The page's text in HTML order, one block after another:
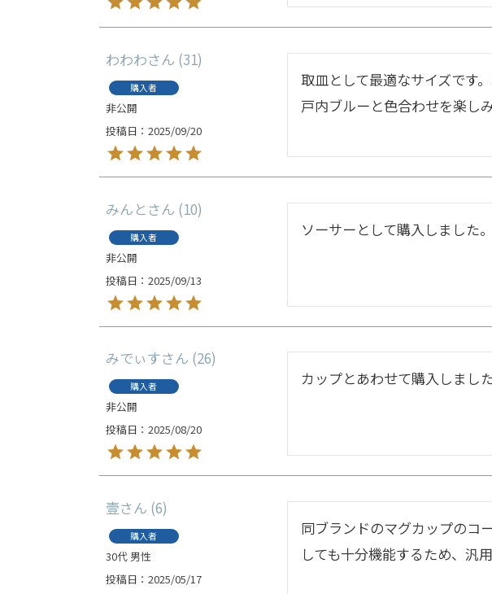
わわわ 31
購入者
非公開
投稿日
2025/09/20
取皿として最適なサイズです
戸内ブルーと色合わせを楽しみ
みんと 10
購入者
非公開
投稿日
2025/09/13
ソーサーとして購入しました
みでぃす 26
購入者
非公開
投稿日
2025/08/20
カップとあわせて購入しまし
壹 6
購入者
30代 男性
投稿日
2025/05/17
同ブランドのマグカップのコ
しても十分機能するため、汎